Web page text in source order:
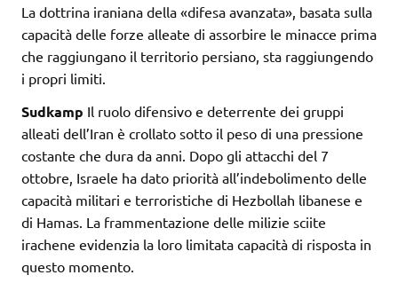
La dottrina iraniana della «difesa avanzata», basata sulla
capacità delle forze alleate di assorbire le minacce prima
che raggiungano il territorio persiano, sta raggiungendo
i propri limiti.
Sudkamp Il ruolo difensivo e deterrente dei gruppi
alleati dell’Iran è crollato sotto il peso di una pressione
costante che dura da anni. Dopo gli attacchi del 7
ottobre, Israele ha dato priorità all’indebolimento delle
capacità militari e terroristiche di Hezbollah libanese e
di Hamas. La frammentazione delle milizie sciite
irachene evidenzia la loro limitata capacità di risposta in
questo momento.